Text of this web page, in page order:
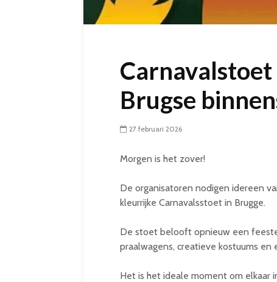
Brugse
27 februari 2026
Morgen is het zover!
De organisatoren nodigen idereen
kleurrijke Carnavalsstoet in Brugge.
De stoet belooft opnieuw een
praalwagens, creatieve kostuums en
Het is het ideale moment om